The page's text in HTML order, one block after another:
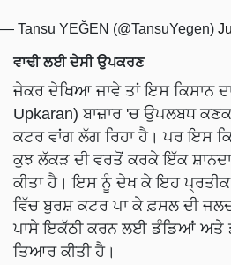
— Tansu YEĞEN (@TansuYegen)
ਵਾਢੀ ਲਈ ਦੇਸੀ ਉਪਕਰਣ
ਜੇਕਰ ਦੇਖਿਆ ਜਾਵੇ ਤਾਂ ਇਸ ਕਿਸਾਨ
Upkaran) ਬਾਜ਼ਾਰ 'ਚ ਉਪਲਬਧ
ਕਟਰ ਵਾਂਗ ਲੱਗ ਰਿਹਾ ਹੈ। ਪਰ ਇਸ
ਕੁਝ ਲੱਕੜ ਦੀ ਵਰਤੋਂ ਕਰਕੇ ਇੱਕ
ਕੀਤਾ ਹੈ। ਇਸ ਨੂੰ ਦੇਖ ਕੇ ਇਹ ਪ੍ਰਤੀਕ
ਵਿੱਚ ਬੁਰਸ਼ ਕਟਰ ਪਾ ਕੇ ਫ਼ਸਲ ਦੀ
ਪਾਸੇ ਇਕੱਠੀ ਕਰਨ ਲਈ ਡੰਡਿਆਂ ਅਤੇ
ਤਿਆਰ ਕੀਤੀ ਹੈ।